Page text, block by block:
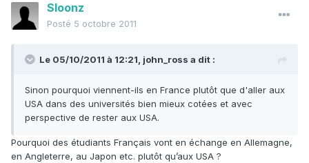
Sloonz
Posté 5 octobre 2011
Le 05/10/2011 à 12:21, john_ross a dit :
Sinon pourquoi viennent-ils en France plutôt que d'aller aux
USA dans des universités bien mieux cotées et avec
perspective de rester aux USA.
Pourquoi des étudiants Français vont en échange en Allemagne,
en Angleterre, au Japon etc. plutôt qu’aux USA ?